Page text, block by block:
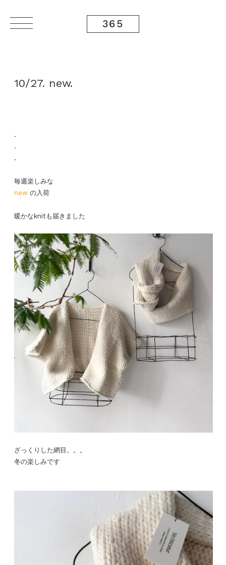
365
10/27. new.
.
.
.
毎週楽しみな
newの入荷
暖かなknitも届きました
ざっくりした網目。。。
冬の楽しみです